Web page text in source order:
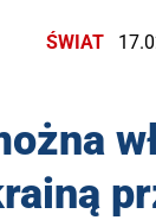
ŚWIAT